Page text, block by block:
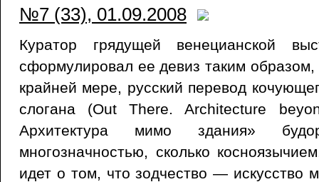
№7 (33), 01.09.2008
Куратор грядущей венецианской
сформулировал ее девиз таким
крайней мере, русский перевод
слогана (Out There. Architecture
Архитектура мимо здания»
многозначностью, сколько
идет о том, что зодчество — искусство